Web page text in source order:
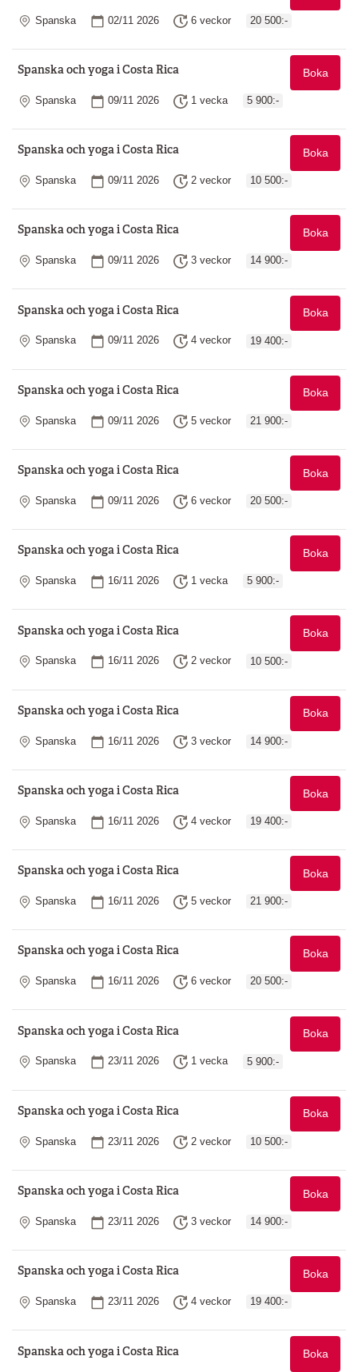
Plats
Spanska Startdatum
02/11 2026 Längd
6 veckor 20 500:-
Spanska och yoga i Costa Rica Boka
Plats
Spanska Startdatum
09/11 2026 Längd
1 vecka 5 900:-
Spanska och yoga i Costa Rica Boka
Plats
Spanska Startdatum
09/11 2026 Längd
2 veckor 10 500:-
Spanska och yoga i Costa Rica Boka
Plats
Spanska Startdatum
09/11 2026 Längd
3 veckor 14 900:-
Spanska och yoga i Costa Rica Boka
Plats
Spanska Startdatum
09/11 2026 Längd
4 veckor 19 400:-
Spanska och yoga i Costa Rica Boka
Plats
Spanska Startdatum
09/11 2026 Längd
5 veckor 21 900:-
Spanska och yoga i Costa Rica Boka
Plats
Spanska Startdatum
09/11 2026 Längd
6 veckor 20 500:-
Spanska och yoga i Costa Rica Boka
Plats
Spanska Startdatum
16/11 2026 Längd
1 vecka 5 900:-
Spanska och yoga i Costa Rica Boka
Plats
Spanska Startdatum
16/11 2026 Längd
2 veckor 10 500:-
Spanska och yoga i Costa Rica Boka
Plats
Spanska Startdatum
16/11 2026 Längd
3 veckor 14 900:-
Spanska och yoga i Costa Rica Boka
Plats
Spanska Startdatum
16/11 2026 Längd
4 veckor 19 400:-
Spanska och yoga i Costa Rica Boka
Plats
Spanska Startdatum
16/11 2026 Längd
5 veckor 21 900:-
Spanska och yoga i Costa Rica Boka
Plats
Spanska Startdatum
16/11 2026 Längd
6 veckor 20 500:-
Spanska och yoga i Costa Rica Boka
Plats
Spanska Startdatum
23/11 2026 Längd
1 vecka 5 900:-
Spanska och yoga i Costa Rica Boka
Plats
Spanska Startdatum
23/11 2026 Längd
2 veckor 10 500:-
Spanska och yoga i Costa Rica Boka
Plats
Spanska Startdatum
23/11 2026 Längd
3 veckor 14 900:-
Spanska och yoga i Costa Rica Boka
Plats
Spanska Startdatum
23/11 2026 Längd
4 veckor 19 400:-
Spanska och yoga i Costa Rica Boka